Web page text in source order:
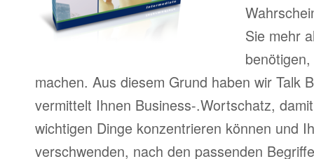
Sie mehr
machen. Aus diesem Grund haben wir Talk
vermittelt Ihnen Business-.Wortschatz,
wichtigen Dinge konzentrieren können und
verschwenden, nach den passenden